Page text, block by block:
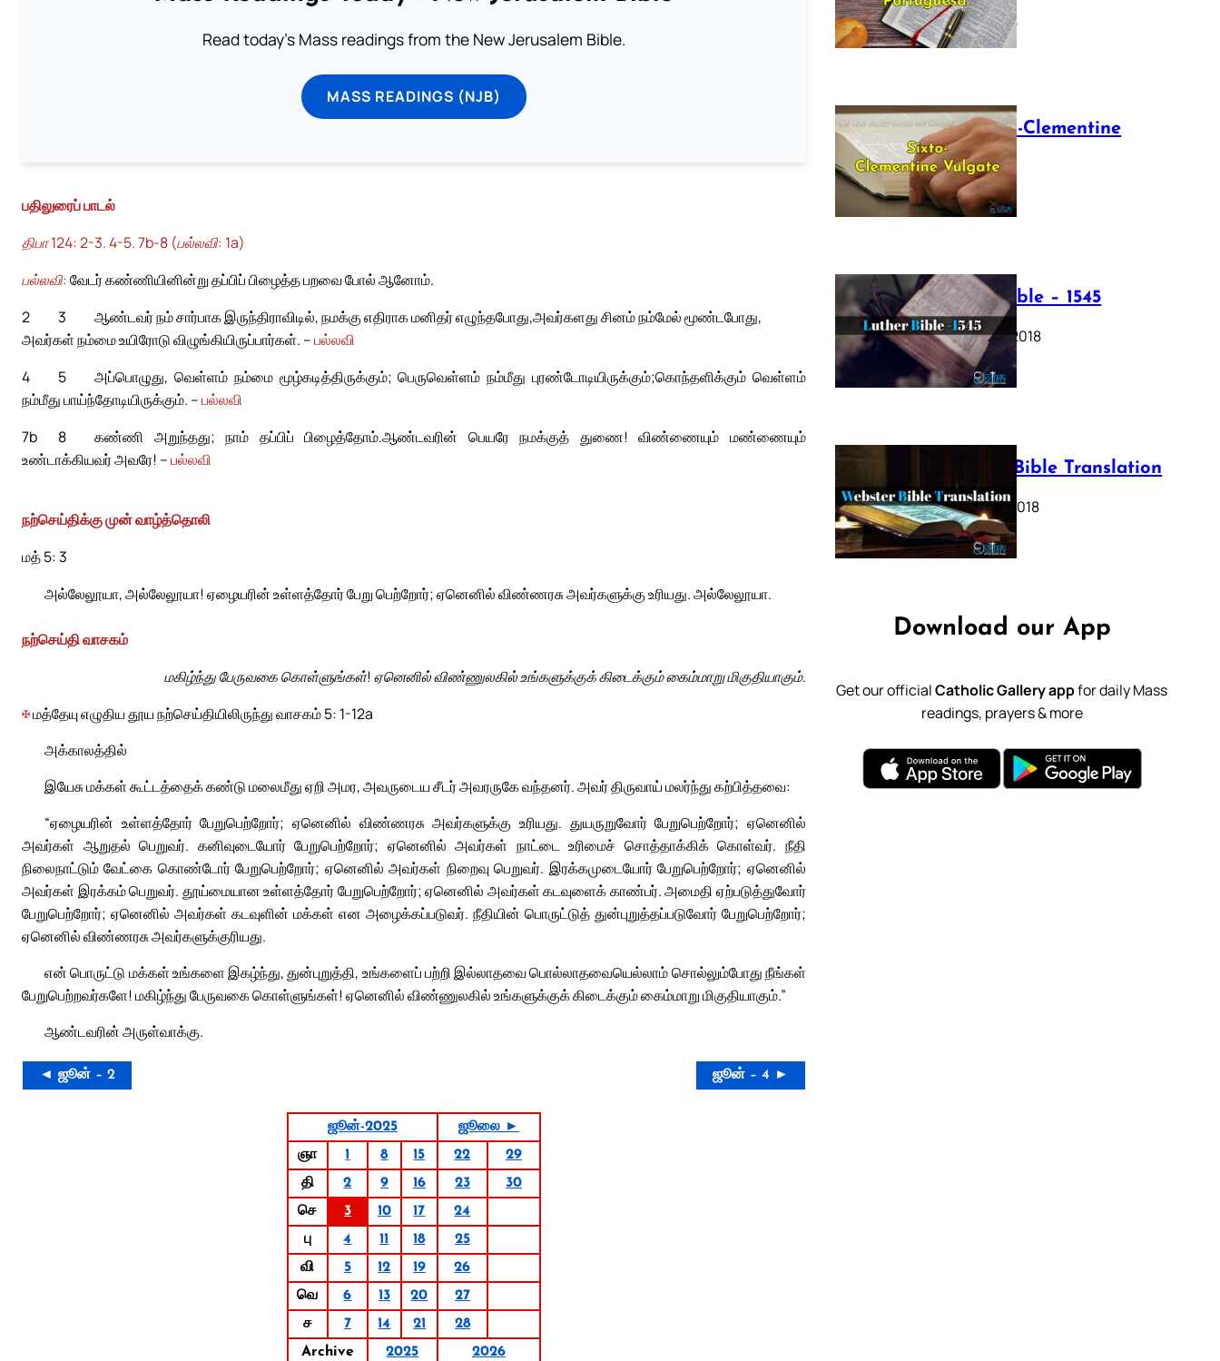
Read today's Mass readings from the New Jerusalem Bible.
MASS READINGS (NJB)
பதிலுரைப் பாடல்
திபா 124: 2-3. 4-5. 7b-8 (பல்லவி: 1a)
பல்லவி:வேடர் கண்ணியினின்று தப்பிப் பிழைத்த பறவை போல் ஆனோம்.
2
ஆண்டவர் நம் சார்பாக இருந்திராவிடில், நமக்கு எதிராக மனிதர் எழுந்தபோது,
3
அவர்களது சினம் நம்மேல் மூண்டபோது,
அவர்கள் நம்மை உயிரோடு விழுங்கியிருப்பார்கள். –பல்லவி
4
அப்பொழுது, வெள்ளம் நம்மை மூழ்கடித்திருக்கும்; பெருவெள்ளம் நம்மீது புரண்டோடியிருக்கும்;
5
கொந்தளிக்கும் வெள்ளம்
நம்மீது பாய்ந்தோடியிருக்கும். –பல்லவி
7b
கண்ணி அறுந்தது; நாம் தப்பிப் பிழைத்தோம்.
8
ஆண்டவரின் பெயரே நமக்குத் துணை! விண்ணையும் மண்ணையும்
உண்டாக்கியவர் அவரே! –பல்லவி
நற்செய்திக்கு முன் வாழ்த்தொலி
மத் 5: 3
அல்லேலூயா, அல்லேலூயா! ஏழையரின் உள்ளத்தோர் பேறு பெற்றோர்; ஏனெனில் விண்ணரசு அவர்களுக்கு உரியது. அல்லேலூயா.
நற்செய்தி வாசகம்
மகிழ்ந்து பேருவகை கொள்ளுங்கள்! ஏனெனில் விண்ணுலகில் உங்களுக்குக் கிடைக்கும் கைம்மாறு மிகுதியாகும்.
✠மத்தேயு எழுதிய தூய நற்செய்தியிலிருந்து வாசகம் 5: 1-12a
அக்காலத்தில்
இயேசு மக்கள் கூட்டத்தைக் கண்டு மலைமீது ஏறி அமர, அவருடைய சீடர் அவரருகே வந்தனர். அவர் திருவாய் மலர்ந்து கற்பித்தவை:
“ஏழையரின் உள்ளத்தோர் பேறுபெற்றோர்; ஏனெனில் விண்ணரசு அவர்களுக்கு உரியது. துயருறுவோர் பேறுபெற்றோர்; ஏனெனில்
அவர்கள் ஆறுதல் பெறுவர். கனிவுடையோர் பேறுபெற்றோர்; ஏனெனில் அவர்கள் நாட்டை உரிமைச் சொத்தாக்கிக் கொள்வர். நீதி
நிலைநாட்டும் வேட்கை கொண்டோர் பேறுபெற்றோர்; ஏனெனில் அவர்கள் நிறைவு பெறுவர். இரக்கமுடையோர் பேறுபெற்றோர்; ஏனெனில்
அவர்கள் இரக்கம் பெறுவர். தூய்மையான உள்ளத்தோர் பேறுபெற்றோர்; ஏனெனில் அவர்கள் கடவுளைக் காண்பர். அமைதி ஏற்படுத்துவோர்
பேறுபெற்றோர்; ஏனெனில் அவர்கள் கடவுளின் மக்கள் என அழைக்கப்படுவர். நீதியின் பொருட்டுத் துன்புறுத்தப்படுவோர் பேறுபெற்றோர்;
ஏனெனில் விண்ணரசு அவர்களுக்குரியது.
என் பொருட்டு மக்கள் உங்களை இகழ்ந்து, துன்புறுத்தி, உங்களைப் பற்றி இல்லாதவை பொல்லாதவையெல்லாம் சொல்லும்போது நீங்கள்
பேறுபெற்றவர்களே! மகிழ்ந்து பேருவகை கொள்ளுங்கள்! ஏனெனில் விண்ணுலகில் உங்களுக்குக் கிடைக்கும் கைம்மாறு மிகுதியாகும்.”
ஆண்டவரின் அருள்வாக்கு.
◄ ஜூன் – 2 ஜூன் – 4 ►
ஜூன்-2025
ஜூலை ►
ஞா
1 8 15 22
29
தி
2 9 16 23
30
செ
3 10 17
24
பு
4 11 18
25
வி
5 12 19
26
வெ
6 13 20
27
ச
7 14 21
28
Archive
2025 2026
July 16, 2025
The Sixto-Clementine
Vulgate
July 12, 2025
Luther Bible – 1545
October 17, 2018
Webster Bible Translation
October 11, 2018
Download our App
Get our officialCatholic Gallery appfor daily Mass
readings, prayers & more